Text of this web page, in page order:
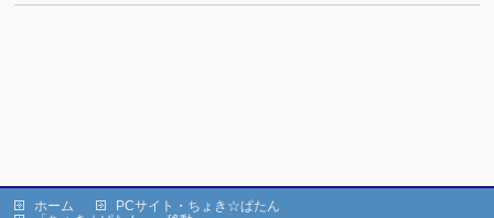
ホーム
PCサイト・ちょき☆ぱたん